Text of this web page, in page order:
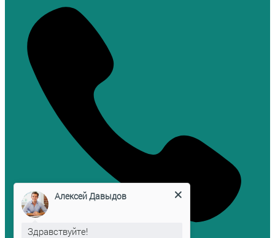
Алексей Давыдов
Здравствуйте!